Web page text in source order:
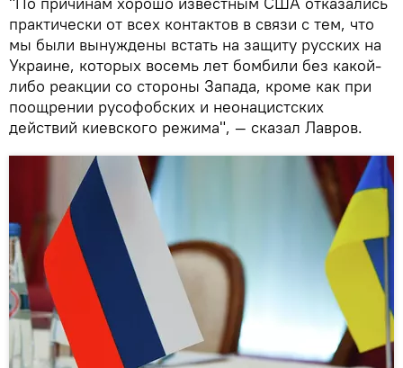
практически от всех контактов в связи с тем, что
мы были вынуждены встать на защиту русских на
Украине, которых восемь лет бомбили без какой-
либо реакции со стороны Запада, кроме как при
поощрении русофобских и неонацистских
действий киевского режима", — сказал Лавров.